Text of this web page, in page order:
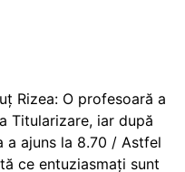
Rizea: O profesoară a
Titularizare, iar după
a ajuns la 8.70 / Astfel
ce entuziasmați sunt